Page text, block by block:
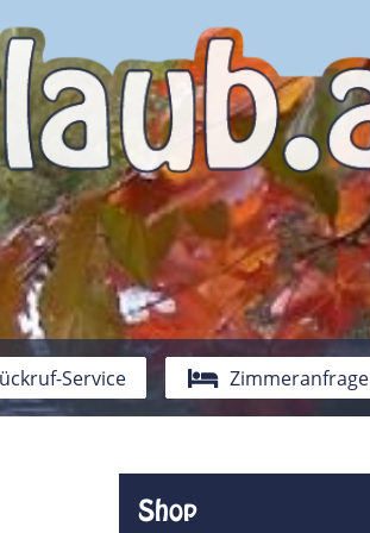
Service Zimmeranfrage
Shop